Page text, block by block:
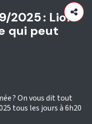
2025 : Lion :
qui peut
? On vous dit tout
tous les jours à 6h20